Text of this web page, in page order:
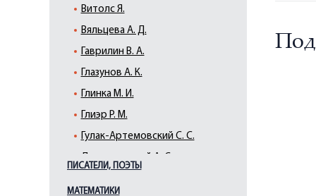
Витолс Я.
Вяльцева А. Д.
Гаврилин В. А.
Глазунов А. К.
Глинка М. И.
Глиэр Р. М.
Гулак-Артемовский С. С.
ПИСАТЕЛИ, ПОЭТЫ
МАТЕМАТИКИ